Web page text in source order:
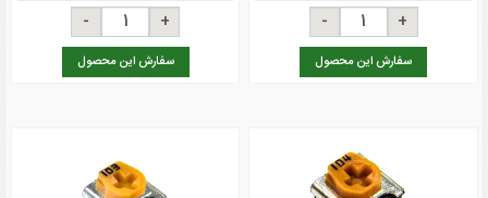
سفارش این محصول سفارش این محصول